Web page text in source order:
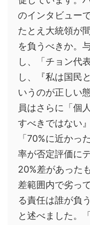
のインタビュー
たとえ大統領が
を負うべきか。
し、「チョン代
し、『私は国民
いうのが正しい
員はさらに「個
すべきではない
「70%に近かっ
率が否定評価に
20%差があった
差範囲内で劣っ
る責任は誰が負
と述べました。